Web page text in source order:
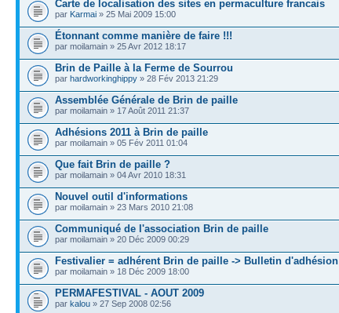
Carte de localisation des sites en permaculture francais
par Karmai » 25 Mai 2009 15:00
Étonnant comme manière de faire !!!
par moilamain » 25 Avr 2012 18:17
Brin de Paille à la Ferme de Sourrou
par hardworkinghippy » 28 Fév 2013 21:29
Assemblée Générale de Brin de paille
par moilamain » 17 Août 2011 21:37
Adhésions 2011 à Brin de paille
par moilamain » 05 Fév 2011 01:04
Que fait Brin de paille ?
par moilamain » 04 Avr 2010 18:31
Nouvel outil d'informations
par moilamain » 23 Mars 2010 21:08
Communiqué de l'association Brin de paille
par moilamain » 20 Déc 2009 00:29
Festivalier = adhérent Brin de paille -> Bulletin d'adhésion
par moilamain » 18 Déc 2009 18:00
PERMAFESTIVAL - AOUT 2009
par kalou » 27 Sep 2008 02:56